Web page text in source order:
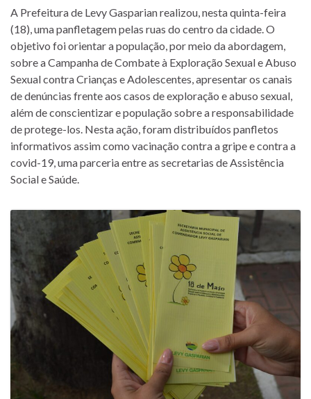
A Prefeitura de Levy Gasparian realizou, nesta quinta-feira
(18), uma panfletagem pelas ruas do centro da cidade. O
objetivo foi orientar a população, por meio da abordagem,
sobre a Campanha de Combate à Exploração Sexual e Abuso
Sexual contra Crianças e Adolescentes, apresentar os canais
de denúncias frente aos casos de exploração e abuso sexual,
além de conscientizar e população sobre a responsabilidade
de protege-los. Nesta ação, foram distribuídos panfletos
informativos assim como vacinação contra a gripe e contra a
covid-19, uma parceria entre as secretarias de Assistência
Social e Saúde.